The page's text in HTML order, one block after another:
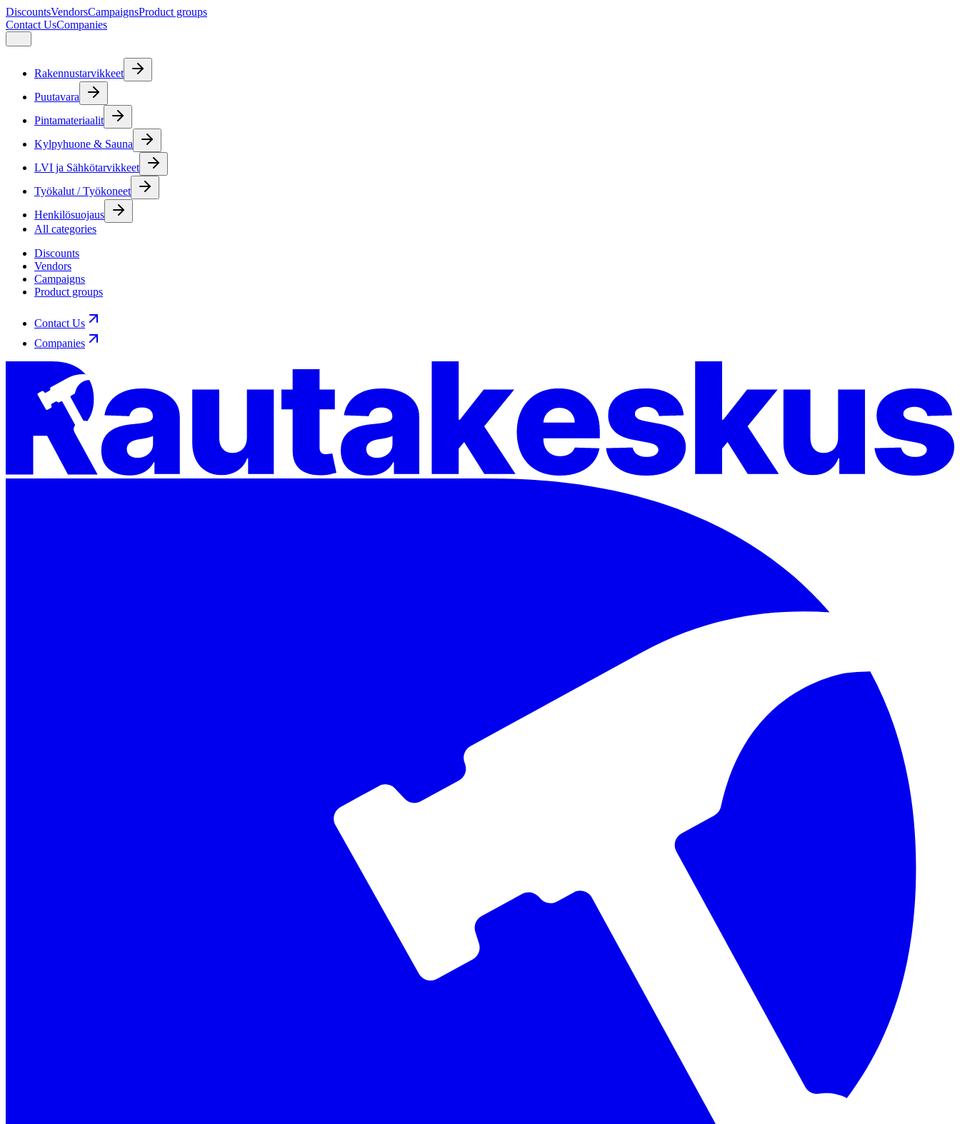
DiscountsVendorsCampaignsProduct groups
Contact UsCompanies
Rakennustarvikkeet
Puutavara
Pintamateriaalit
Kylpyhuone & Sauna
LVI ja Sähkötarvikkeet
Työkalut / Työkoneet
Henkilösuojaus
All categories
Discounts
Vendors
Campaigns
Product groups
Contact Us
Companies